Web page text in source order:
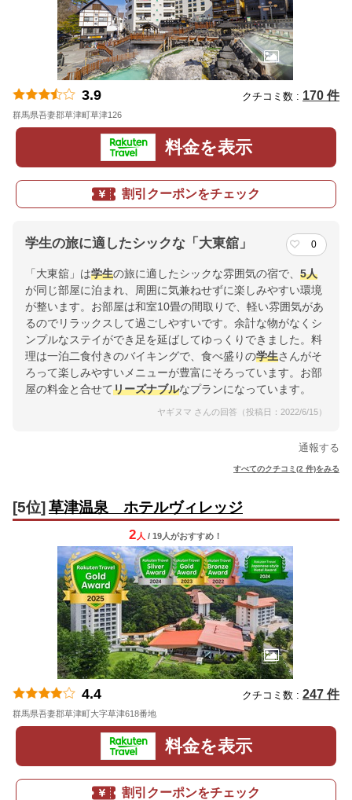
3.9 クチコミ数 : 170 件
群馬県吾妻郡草津町草津126
料金を表示
割引クーポンをチェック
学生の旅に適したシックな「大東舘」 0
「大東舘」は学生の旅に適したシックな雰囲気の宿で、 5人
が同じ部屋に泊まれ、周囲に気兼ねせずに楽しみやすい環境
が整います。お部屋は和室10畳の間取りで、軽い雰囲気があ
るのでリラックスして過ごしやすいです。余計な物がなくシ
ンプルなステイができ足を延ばしてゆっくりできました。料
理は一泊二食付きのバイキングで、食べ盛りの学生さんがそ
ろって楽しみやすいメニューが豊富にそろっています。お部
屋の料金と合せてリーズナブルなプランになっています。
ヤギヌマ さんの回答（投稿日：2022/6/15）
通報する
すべてのクチコミ(2 件)をみる
[5位] 草津温泉 ホテルヴィレッジ
2 人 / 19人がおすすめ！
4.4 クチコミ数 : 247 件
群馬県吾妻郡草津町大字草津618番地
料金を表示
割引クーポンをチェック